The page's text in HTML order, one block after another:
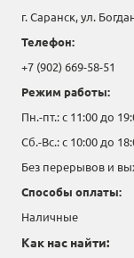
г. Саранск, ул.
Телефон:
+7 (902) 669-58-51
Режим работы:
Пн.-пт.: с 11:00 до
Сб.-Вс.: с 10:00 до
Без перерывов и
Способы оплаты:
Наличные
Как нас найти: